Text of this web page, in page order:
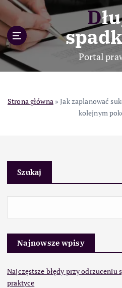
p
o
c
Długi
Portal
Strona główna»Jak zaplanować
kolejnym
Szukaj
Najnowsze wpisy
Najczęstsze błędy przy odrzuceniu
praktyce